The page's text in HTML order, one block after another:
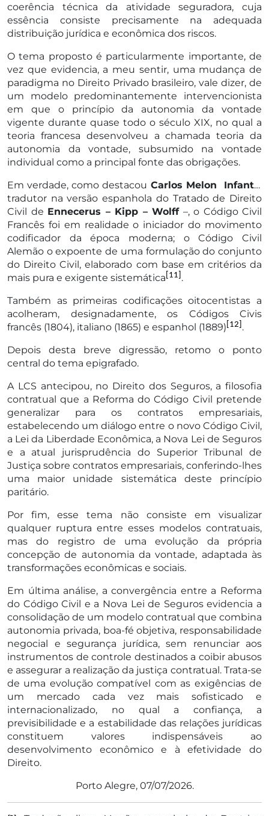
coerência técnica da atividade seguradora, cuja
essência consiste precisamente na adequada
distribuição jurídica e econômica dos riscos.
O tema proposto é particularmente importante, de
vez que evidencia, a meu sentir, uma mudança de
paradigma no Direito Privado brasileiro, vale dizer, de
um modelo predominantemente intervencionista
em que o princípio da autonomia da vontade
vigente durante quase todo o século XIX, no qual a
teoria francesa desenvolveu a chamada teoria da
autonomia da vontade, subsumido na vontade
individual como a principal fonte das obrigações.
Em verdade, como destacou Carlos Melon Infante
tradutor na versão espanhola do Tratado de Direito
Civil de Ennecerus – Kipp – Wolff–, o Código Civil
Francês foi em realidade o iniciador do movimento
codificador da época moderna; o Código Civil
Alemão o expoente de uma formulação do conjunto
do Direito Civil, elaborado com base em critérios da
mais pura e exigente sistemática [11] .
Também as primeiras codificações oitocentistas a
acolheram, designadamente, os Códigos Civis
francês (1804), italiano (1865) e espanhol (1889) [12] .
Depois desta breve digressão, retomo o ponto
central do tema epigrafado.
A LCS antecipou, no Direito dos Seguros, a filosofia
contratual que a Reforma do Código Civil pretende
generalizar para os contratos empresariais,
estabelecendo um diálogo entre o novo Código Civil,
a Lei da Liberdade Econômica, a Nova Lei de Seguros
e a atual jurisprudência do Superior Tribunal de
Justiça sobre contratos empresariais, conferindo-lhes
uma maior unidade sistemática deste princípio
paritário.
Por fim, esse tema não consiste em visualizar
qualquer ruptura entre esses modelos contratuais,
mas do registro de uma evolução da própria
concepção de autonomia da vontade, adaptada às
transformações econômicas e sociais.
Em última análise, a convergência entre a Reforma
do Código Civil e a Nova Lei de Seguros evidencia a
consolidação de um modelo contratual que combina
autonomia privada, boa-fé objetiva, responsabilidade
negocial e segurança jurídica, sem renunciar aos
instrumentos de controle destinados a coibir abusos
e assegurar a realização da justiça contratual. Trata-se
de uma evolução compatível com as exigências de
um mercado cada vez mais sofisticado e
internacionalizado, no qual a confiança, a
previsibilidade e a estabilidade das relações jurídicas
constituem valores indispensáveis ao
desenvolvimento econômico e à efetividade do
Direito.
Porto Alegre, 07/07/2026.